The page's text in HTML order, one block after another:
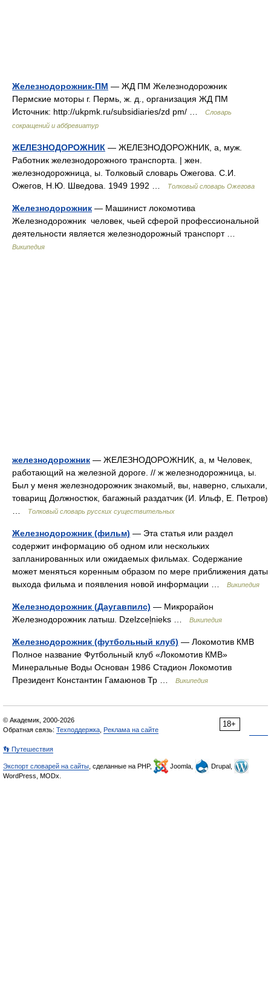
Железнодорожник-ПМ — ЖД ПМ Железнодорожник
Пермские моторы г. Пермь, ж. д., организация ЖД ПМ
Источник: http://ukpmk.ru/subsidiaries/zd pm/ …
Словарь
сокращений и аббревиатур
ЖЕЛЕЗНОДОРОЖНИК — ЖЕЛЕЗНОДОРОЖНИК, а, муж.
Работник железнодорожного транспорта. | жен.
железнодорожница, ы. Толковый словарь Ожегова. С.И.
Ожегов, Н.Ю. Шведова. 1949 1992 …
Толковый словарь Ожегова
Железнодорожник — Машинист локомотива
Железнодорожник человек, чьей сферой профессиональной
деятельности является железнодорожный транспорт …
Википедия
железнодорожник — ЖЕЛЕЗНОДОРОЖНИК, а, м Человек,
работающий на железной дороге. // ж железнодорожница, ы.
Был у меня железнодорожник знакомый, вы, наверно, слыхали,
товарищ Должностюк, багажный раздатчик (И. Ильф, Е. Петров)
Толковый словарь русских существительных
Железнодорожник (фильм) — Эта статья или раздел
содержит информацию об одном или нескольких
запланированных или ожидаемых фильмах. Содержание
может меняться коренным образом по мере приближения даты
выхода фильма и появления новой информации …
Википедия
Железнодорожник (Даугавпилс) — Микрорайон
Железнодорожник латыш. Dzelzceļnieks …
Википедия
Железнодорожник (футбольный клуб) — Локомотив КМВ
Полное название Футбольный клуб «Локомотив КМВ»
Минеральные Воды Основан 1986 Стадион Локомотив
Президент Константин Гамаюнов Тр …
Википедия
18+
© Академик, 2000-2026
Обратная связь: Техподдержка Реклама на сайте
👣 Путешествия
Экспорт словарей на сайты , сделанные на PHP, Joomla,
Drupal,
WordPress, MODx.